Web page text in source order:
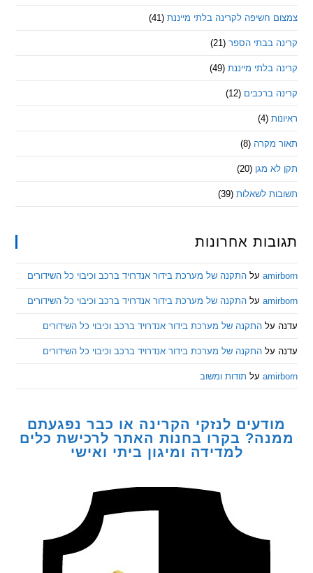
חשיפה לקרינה בלתי מייננת (41)
בבתי הספר (21)
מייננת (49)
ברכבים (12)
(8)
מגן (20)
לשאלות (39)
אחרונות
עלהתקנה של מערכת בידור אנדרויד ברכב וכיבוי כל השידורים
עלהתקנה של מערכת בידור אנדרויד ברכב וכיבוי כל השידורים
התקנה של מערכת בידור אנדרויד ברכב וכיבוי כל השידורים
התקנה של מערכת בידור אנדרויד ברכב וכיבוי כל השידורים
עלתודות ומשוב
לנזקי הקרינה או כבר נפגעתם
בקרו בחנות האתר לרכישת כלים
למדידה ומיגון ביתי ואישי